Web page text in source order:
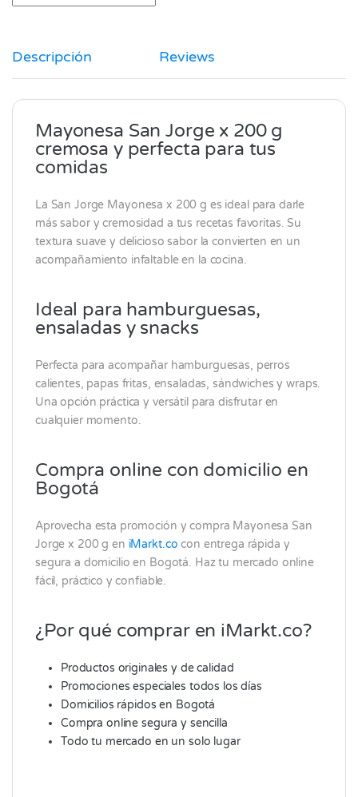
Descripción Reviews
Mayonesa San Jorge x 200 g
cremosa y perfecta para tus
comidas
La San Jorge Mayonesa x 200 g es ideal para darle
más sabor y cremosidad a tus recetas favoritas. Su
textura suave y delicioso sabor la convierten en un
acompañamiento infaltable en la cocina.
Ideal para hamburguesas,
ensaladas y snacks
Perfecta para acompañar hamburguesas, perros
calientes, papas fritas, ensaladas, sándwiches y wraps.
Una opción práctica y versátil para disfrutar en
cualquier momento.
Compra online con domicilio en
Bogotá
Aprovecha esta promoción y compra Mayonesa San
Jorge x 200 g en iMarkt.co con entrega rápida y
segura a domicilio en Bogotá. Haz tu mercado online
fácil, práctico y confiable.
¿Por qué comprar en iMarkt.co?
Productos originales y de calidad
Promociones especiales todos los días
Domicilios rápidos en Bogotá
Compra online segura y sencilla
Todo tu mercado en un solo lugar